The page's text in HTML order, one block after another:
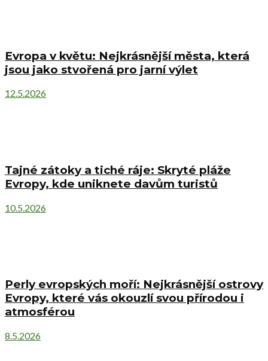
Evropa v květu: Nejkrásnější města, která
jsou jako stvořená pro jarní výlet
12.5.2026
Tajné zátoky a tiché ráje: Skryté pláže
Evropy, kde uniknete davům turistů
10.5.2026
Perly evropských moří: Nejkrásnější ostrovy
Evropy, které vás okouzlí svou přírodou i
atmosférou
8.5.2026